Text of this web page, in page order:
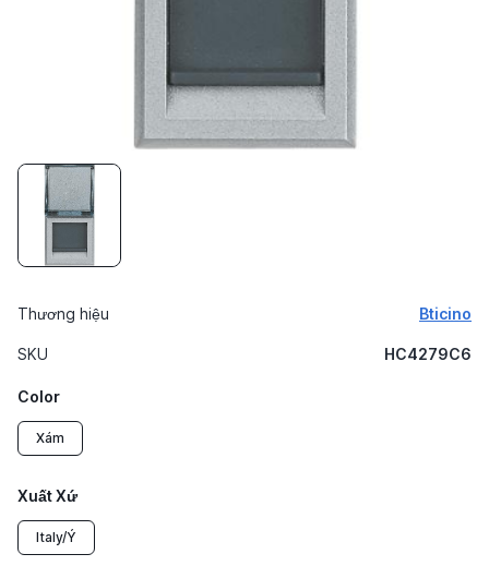
Thương hiệu Bticino
SKU HC4279C6
Color
Xám
Xuất Xứ
Italy/Ý